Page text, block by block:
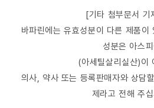
[기타 첨부문서 기
바파린에는 유효성분이 다른 제품
성분은 아스피
(아세틸살리실산)이
의사, 약사 또는 등록판매자와 상담
제라고 전해 주